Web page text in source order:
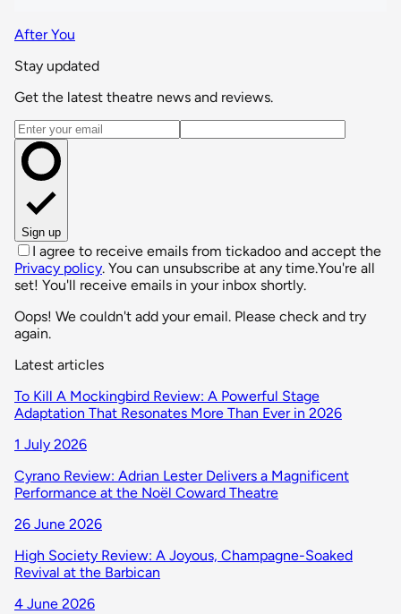
After You
Stay updated
Get the latest theatre news and reviews.
Email address
Sign up
I agree to receive emails from tickadoo and accept the
Privacy policy. You can unsubscribe at any time.You're all
set! You'll receive emails in your inbox shortly.
Oops! We couldn't add your email. Please check and try
again.
Latest articles
To Kill A Mockingbird Review: A Powerful Stage
Adaptation That Resonates More Than Ever in 2026
1 July 2026
Cyrano Review: Adrian Lester Delivers a Magnificent
Performance at the Noël Coward Theatre
26 June 2026
High Society Review: A Joyous, Champagne-Soaked
Revival at the Barbican
4 June 2026